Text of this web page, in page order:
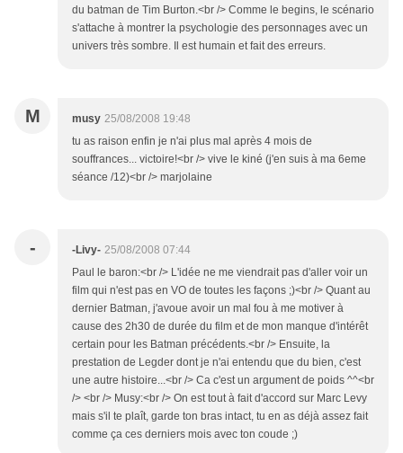
du batman de Tim Burton.<br /> Comme le begins, le scénario
s'attache à montrer la psychologie des personnages avec un
univers très sombre. Il est humain et fait des erreurs.
M musy 25/08/2008 19:48
tu as raison enfin je n'ai plus mal après 4 mois de
souffrances... victoire!<br /> vive le kiné (j'en suis à ma 6eme
séance /12)<br /> marjolaine
- -Livy- 25/08/2008 07:44
Paul le baron:<br /> L'idée ne me viendrait pas d'aller voir un
film qui n'est pas en VO de toutes les façons ;)<br /> Quant au
dernier Batman, j'avoue avoir un mal fou à me motiver à
cause des 2h30 de durée du film et de mon manque d'intérêt
certain pour les Batman précédents.<br /> Ensuite, la
prestation de Legder dont je n'ai entendu que du bien, c'est
une autre histoire...<br /> Ca c'est un argument de poids ^^<br
/> <br /> Musy:<br /> On est tout à fait d'accord sur Marc Levy
mais s'il te plaît, garde ton bras intact, tu en as déjà assez fait
comme ça ces derniers mois avec ton coude ;)